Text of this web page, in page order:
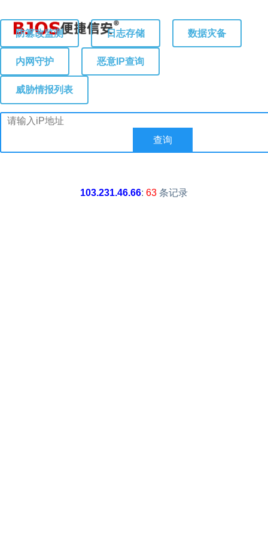
防篡改监测 日志存储 数据灾备
内网守护 恶意IP查询
威胁情报列表
103.231.46.66: 63 条记录